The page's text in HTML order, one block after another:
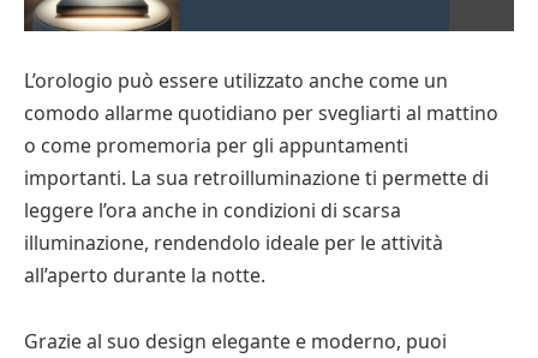
L’orologio può essere utilizzato anche come un
comodo allarme quotidiano per svegliarti al mattino
o come promemoria per gli appuntamenti
importanti. La sua retroilluminazione ti permette di
leggere l’ora anche in condizioni di scarsa
illuminazione, rendendolo ideale per le attività
all’aperto durante la notte.
Grazie al suo design elegante e moderno, puoi